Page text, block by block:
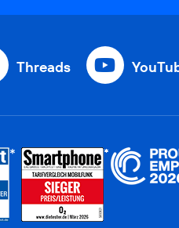
Threads